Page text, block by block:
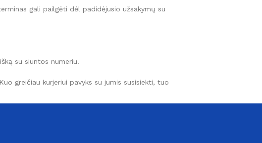
gali pailgėti dėl padidėjusio užsakymų su
su siuntos numeriu.
greičiau kurjeriui pavyks su jumis susisiekti, tuo